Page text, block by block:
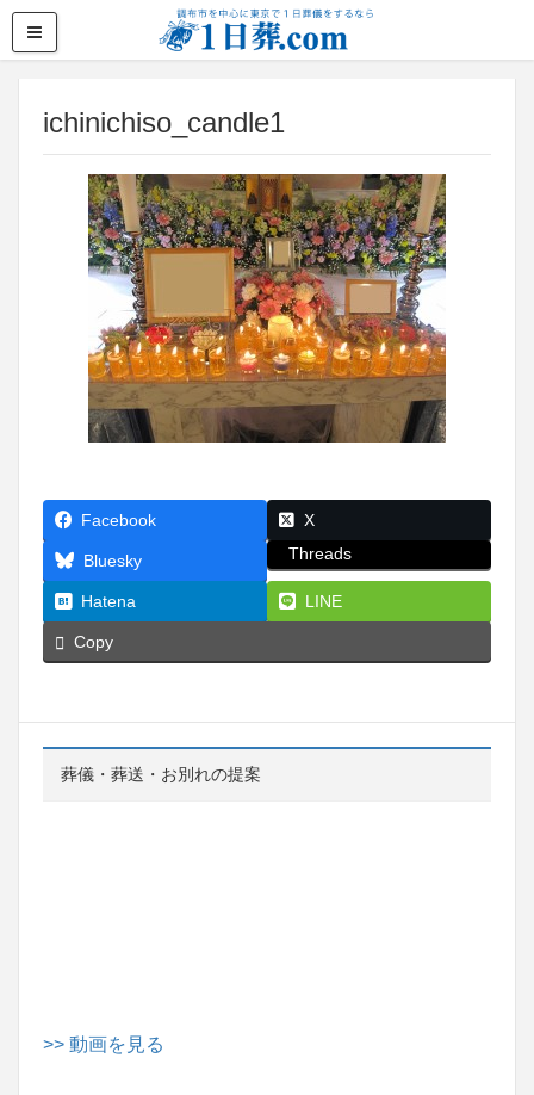
ichinichiso_candle1
Facebook X
Bluesky Threads
Hatena LINE
Copy
葬儀・葬送・お別れの提案
>> 動画を見る